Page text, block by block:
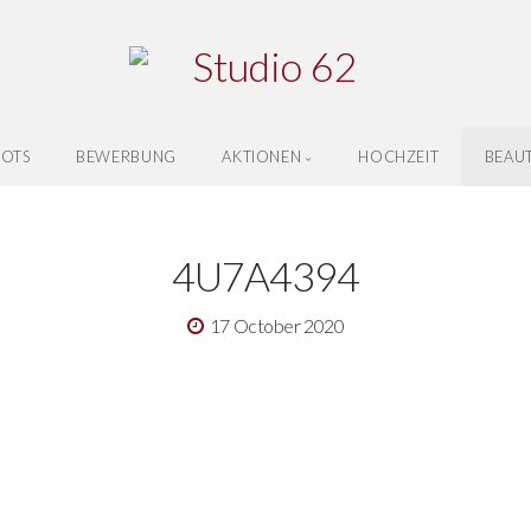
BEWERBUNG AKTIONEN HOCHZEIT
4U7A4394
17 October 2020